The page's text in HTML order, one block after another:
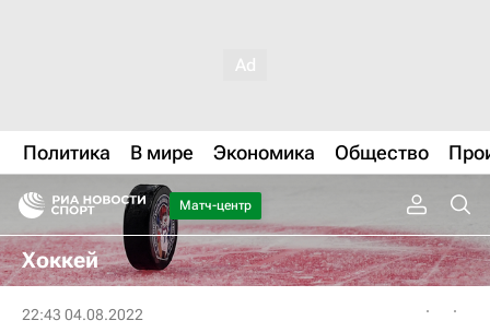
Политика В мире Экономика Общество
Матч-центр
Хоккей
22:43 04.08.2022